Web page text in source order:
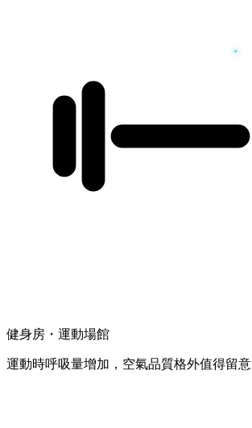
健身房・運動場館
運動時呼吸量增加，空氣品質格外值得留意